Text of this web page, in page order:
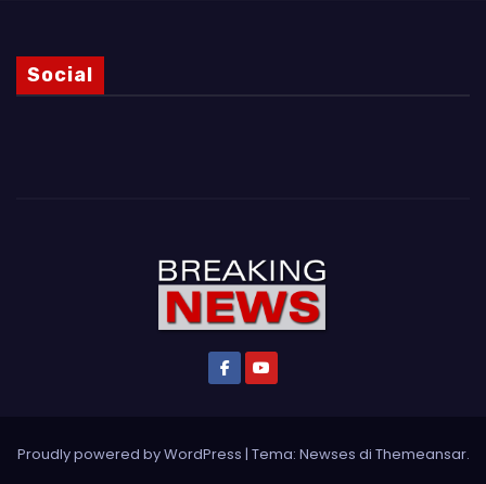
Social
Proudly powered by WordPress | Tema: Newses di Themeansar.